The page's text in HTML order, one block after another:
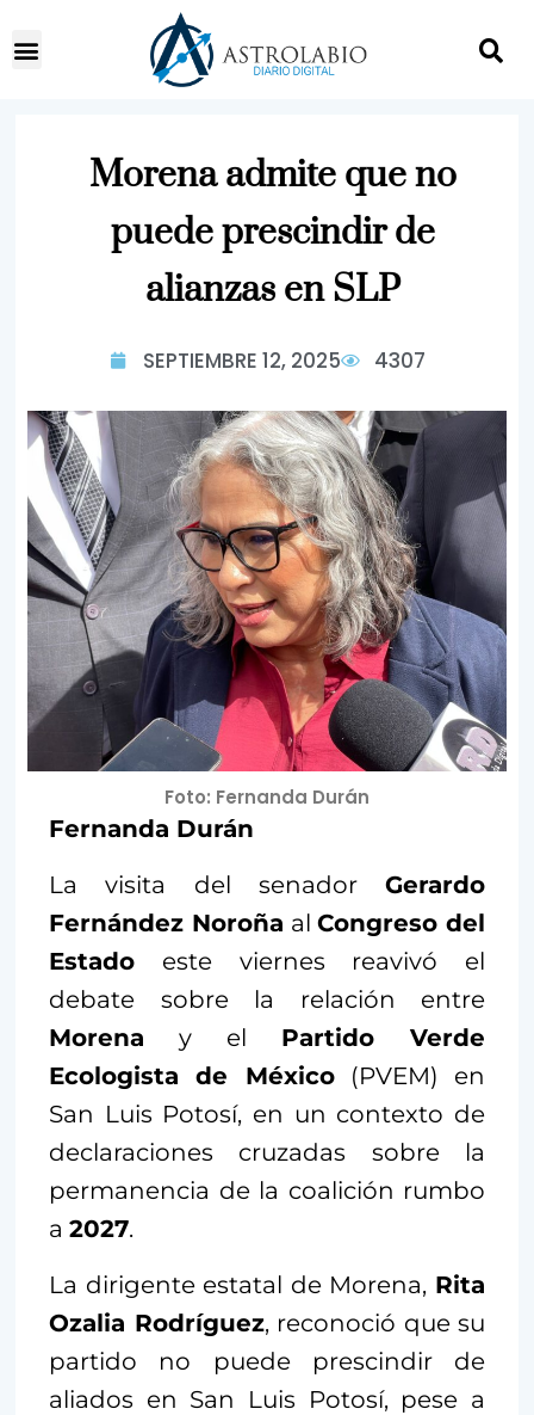
Morena admite que no
puede prescindir de
alianzas en SLP
SEPTIEMBRE 12, 2025 4307
Foto: Fernanda Durán
Fernanda Durán
La visita del senador Gerardo
Fernández Noroña alCongreso del
Estado este viernes reavivó el
debate sobre la relación entre
Morena y el Partido Verde
Ecologista de México(PVEM) en
San Luis Potosí, en un contexto de
declaraciones cruzadas sobre la
permanencia de la coalición rumbo
a 2027.
La dirigente estatal de Morena, Rita
Ozalia Rodríguez, reconoció que su
partido no puede prescindir de
aliados en San Luis Potosí, pese a